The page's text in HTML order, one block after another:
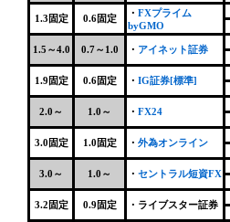
1.3固定 0.6固定 ・ FXプライム
byGMO
1.5～4.0 0.7～1.0 ・ アイネット証券
1.9固定 0.6固定 ・ IG証券[標準]
2.0～ 1.0～ ・ FX24
3.0固定 1.0固定 ・ 外為オンライン
3.0～ 1.0～ ・ セントラル短資FX
3.2固定 0.9固定 ・ライブスター証券